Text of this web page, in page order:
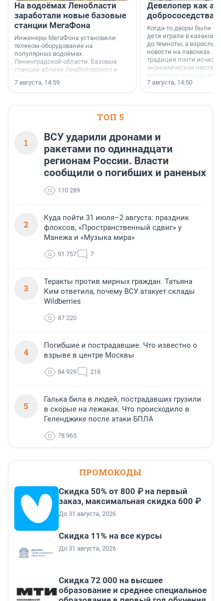
На водоёмах Ленобласти
заработали новые базовые
станции МегаФона
Инженеры МегаФона установили
телеком-оборудование на
популярных водоёмах
Ленинградской области. Базовые
станции вблизи Лемболовского и
недалеко от Большого Тосненского
водопада.
7 августа, 14:59
Девелопер как
добрососедства
Когда-то дворы были
дети играли в казаков-
до темноты, а
новости на лавочках. В
традиция почти
экономическая
отсутствие ухода за
сделали своё дело.
7 августа, 14:50
ТОП 5
1
ВСУ ударили дронами и
ракетами по одиннадцати
регионам России. Власти
сообщили о погибших и раненых
110 289
2
Куда пойти 31 июля–2 августа: праздник
флоксов, «Пространственный сдвиг» у
Манежа и «Музыка мира»
91 757 7
3
Теракты против мирных граждан. Татьяна
Ким ответила, почему ВСУ атакует склады
Wildberries
87 220
4
Погибшие и пострадавшие. Что известно о
взрыве в центре Москвы
84 929 216
5
Галька била в людей, пострадавших грузили
в скорые на лежаках. Что происходило в
Геленджике после атаки БПЛА
78 965
ПРОМОКОДЫ
Скидка 50% от 800 ₽ на первый
заказ, максимальная скидка 600 ₽
До 31 августа, 2026
Скидка 11% на все курсы
До 31 августа, 2026
Скидка 72 000 на высшее
образование и среднее специальное